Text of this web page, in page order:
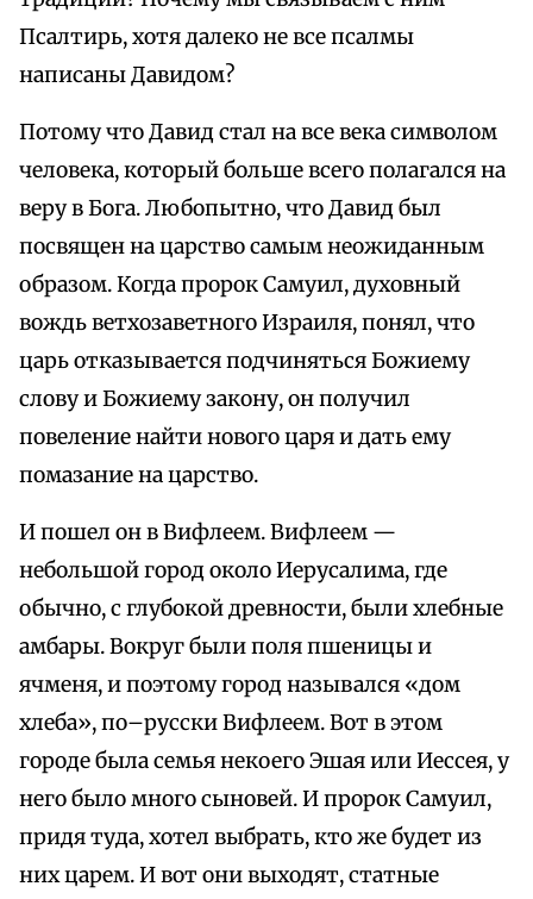
Псалтирь, хотя далеко не все псалмы
написаны Давидом?
Потому что Давид стал на все века символом
человека, который больше всего полагался на
веру в Бога. Любопытно, что Давид был
посвящен на царство самым неожиданным
образом. Когда пророк Самуил, духовный
вождь ветхозаветного Израиля, понял, что
царь отказывается подчиняться Божиему
слову и Божиему закону, он получил
повеление найти нового царя и дать ему
помазание на царство.
И пошел он в Вифлеем. Вифлеем —
небольшой город около Иерусалима, где
обычно, с глубокой древности, были хлебные
амбары. Вокруг были поля пшеницы и
ячменя, и поэтому город назывался «дом
хлеба», по–русски Вифлеем. Вот в этом
городе была семья некоего Эшая или Иессея, у
него было много сыновей. И пророк Самуил,
придя туда, хотел выбрать, кто же будет из
них царем. И вот они выходят, статные